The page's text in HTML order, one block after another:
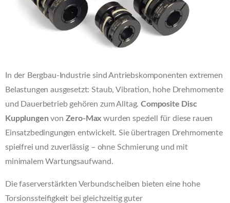
In der Bergbau-Industrie sind Antriebskomponenten extremen
Belastungen ausgesetzt: Staub, Vibration, hohe Drehmomente
und Dauerbetrieb gehören zum Alltag.Composite Disc
Kupplungen von Zero-Max wurden speziell für diese rauen
Einsatzbedingungen entwickelt. Sie übertragen Drehmomente
spielfrei und zuverlässig – ohne Schmierung und mit
minimalem Wartungsaufwand.
Die faserverstärkten Verbundscheiben bieten eine hohe
Torsionssteifigkeit bei gleichzeitig guter